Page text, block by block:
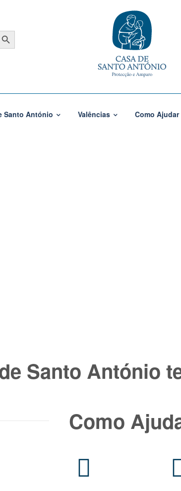
Button
Santo António Valências Como Ajudar
Santo António
Como